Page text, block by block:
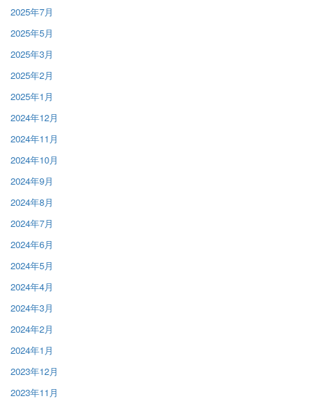
2025年7月
2025年5月
2025年3月
2025年2月
2025年1月
2024年12月
2024年11月
2024年10月
2024年9月
2024年8月
2024年7月
2024年6月
2024年5月
2024年4月
2024年3月
2024年2月
2024年1月
2023年12月
2023年11月